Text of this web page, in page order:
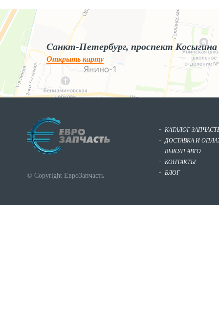
Яндекс.Карты
Яндекс.Карты — поиск мест и адресов, городской транспорт
Санкт-Петербург, проспект Косыгина
Открыть карту
© Copyright ЕвроЗапчасть
КАТАЛОГ
ДОСТАВКА И
ВЫКУП АВТО
КОНТАКТЫ
БЛОГ